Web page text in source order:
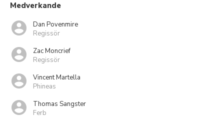
Medverkande
Dan Povenmire
Regissör
Zac Moncrief
Regissör
Vincent Martella
Phineas
Thomas Sangster
Ferb